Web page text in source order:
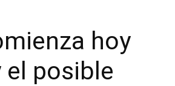
hoy
el posible